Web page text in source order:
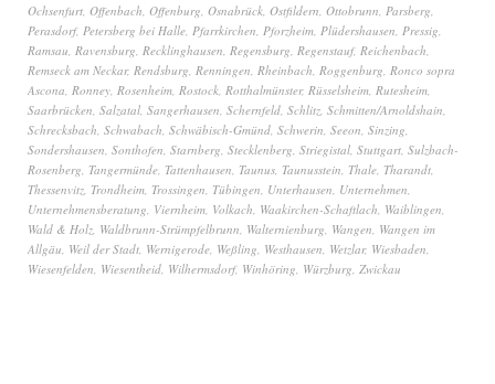
Ochsenfurt, Offenbach, Offenburg, Osnabrück, Ostfildern, Ottobrunn, Parsberg,
Perasdorf, Petersberg bei Halle, Pfarrkirchen, Pforzheim, Plüdershausen, Pressig,
Ramsau, Ravensburg, Recklinghausen, Regensburg, Regenstauf, Reichenbach,
Remseck am Neckar, Rendsburg, Renningen, Rheinbach, Roggenburg, Ronco sopra
Ascona, Ronney, Rosenheim, Rostock, Rotthalmünster, Rüsselsheim, Rutesheim,
Saarbrücken, Salzatal, Sangerhausen, Schernfeld, Schlitz, Schmitten/Arnoldshain,
Schrecksbach, Schwabach, Schwäbisch-Gmünd, Schwerin, Seeon, Sinzing,
Sondershausen, Sonthofen, Starnberg, Stecklenberg, Striegistal, Stuttgart, Sulzbach-
Rosenberg, Tangermünde, Tattenhausen, Taunus, Taunusstein, Thale, Tharandt,
Thessenvitz, Trondheim, Trossingen, Tübingen, Unterhausen, Unternehmen,
Unternehmensberatung, Viernheim, Volkach, Waakirchen-Schaftlach, Waiblingen,
Wald & Holz, Waldbrunn-Strümpfelbrunn, Walternienburg, Wangen, Wangen im
Allgäu, Weil der Stadt, Wernigerode, Weßling, Westhausen, Wetzlar, Wiesbaden,
Wiesenfelden, Wiesentheid, Wilhermsdorf, Winhöring, Würzburg, Zwickau